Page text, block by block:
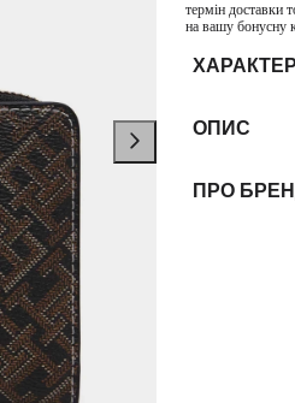
термін доставки
на вашу бонусну
ОПИС
ПРО